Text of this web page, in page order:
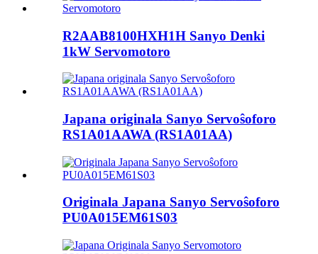
R2AAB8100HXH1H Sanyo Denki
1kW Servomotoro
Japana originala Sanyo Servoŝoforo
RS1A01AAWA (RS1A01AA)
Originala Japana Sanyo Servoŝoforo
PU0A015EM61S03